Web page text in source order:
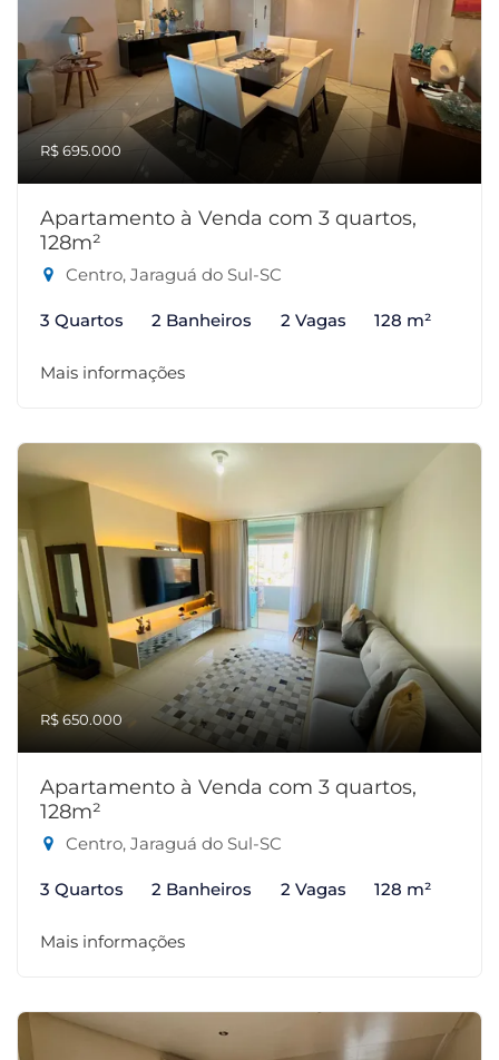
R$ 695.000
Apartamento à Venda com 3 quartos,
128m²
Centro, Jaraguá do Sul-SC
3 Quartos 2 Banheiros 2 Vagas 128 m²
Mais informações
R$ 650.000
Apartamento à Venda com 3 quartos,
128m²
Centro, Jaraguá do Sul-SC
3 Quartos 2 Banheiros 2 Vagas 128 m²
Mais informações